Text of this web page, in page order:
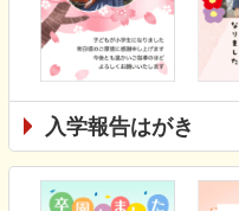
入学報告はがき